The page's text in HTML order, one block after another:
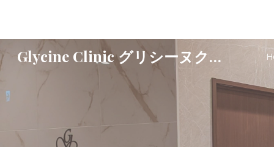
Glycine Clinic グリシーヌクリニック